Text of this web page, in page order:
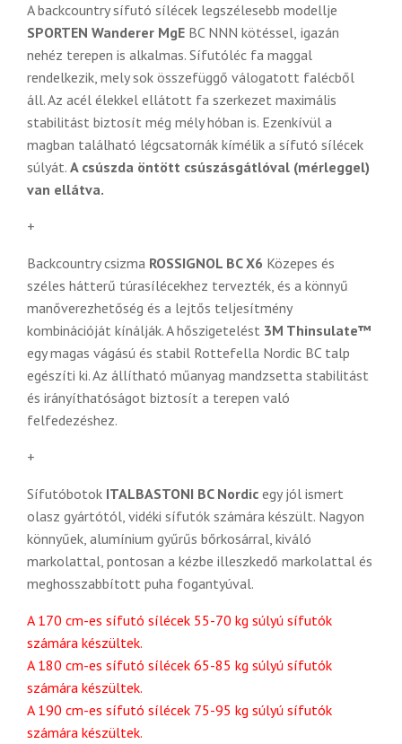
A backcountry sífutó sílécek legszélesebb modellje
SPORTEN Wanderer MgE BC NNN kötéssel, igazán
nehéz terepen is alkalmas. Sífutóléc fa maggal
rendelkezik, mely sok összefüggő válogatott falécből
áll. Az acél élekkel ellátott fa szerkezet maximális
stabilitást biztosít még mély hóban is. Ezenkívül a
magban található légcsatornák kímélik a sífutó sílécek
súlyát. A csúszda öntött csúszásgátlóval (mérleggel)
van ellátva.
+
Backcountry csizma ROSSIGNOL BC X6 Közepes és
széles hátterű túrasílécekhez tervezték, és a könnyű
manőverezhetőség és a lejtős teljesítmény
kombinációját kínálják. A hőszigetelést 3M Thinsulate™
egy magas vágású és stabil Rottefella Nordic BC talp
egészíti ki. Az állítható műanyag mandzsetta stabilitást
és irányíthatóságot biztosít a terepen való
felfedezéshez.
+
Sífutóbotok ITALBASTONI BC Nordic egy jól ismert
olasz gyártótól, vidéki sífutók számára készült. Nagyon
könnyűek, alumínium gyűrűs bőrkosárral, kiváló
markolattal, pontosan a kézbe illeszkedő markolattal és
meghosszabbított puha fogantyúval.
A 170 cm-es sífutó sílécek 55-70 kg súlyú sífutók
számára készültek.
A 180 cm-es sífutó sílécek 65-85 kg súlyú sífutók
számára készültek.
A 190 cm-es sífutó sílécek 75-95 kg súlyú sífutók
számára készültek.